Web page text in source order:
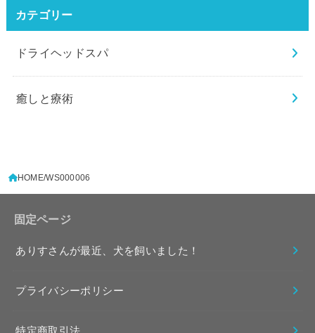
カテゴリー
ドライヘッドスパ
癒しと療術
HOME WS000006
固定ページ
ありすさんが最近、犬を飼いました！
プライバシーポリシー